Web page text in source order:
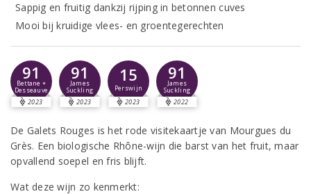
Sappig en fruitig dankzij rijping in betonnen cuves
Mooi bij kruidige vlees- en groentegerechten
91
Bettane +
Desseauve
2023
91
James
Suckling
2023
15
Perswijn
2023
91
James
Suckling
2022
De Galets Rouges is het rode visitekaartje van Mourgues du
Grès. Een biologische Rhône-wijn die barst van het fruit, maar
opvallend soepel en fris blijft.
Wat deze wijn zo kenmerkt: